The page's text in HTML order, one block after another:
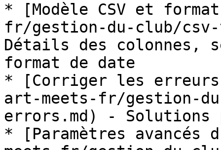
* [Modèle CSV et
fr/gestion-du-club/csv-
Détails des colonnes,
format de date
* [Corriger les erreurs
art-meets-fr/gestion-
errors.md) - Solutions
* [Paramètres avancés